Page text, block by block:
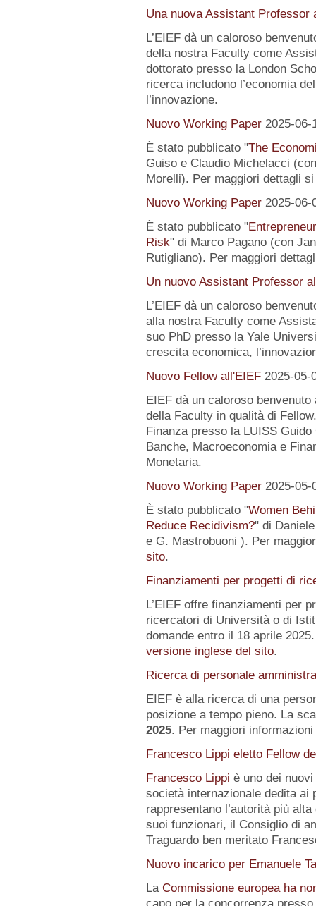
Una nuova Assistant Professor
L’EIEF dà un caloroso
della nostra Faculty come
dottorato presso la London
ricerca includono l’economia
l’innovazione.
Nuovo Working Paper 2025-06-
È stato pubblicato "The
Guiso e Claudio Michelacci
Morelli). Per maggiori dettagli
Nuovo Working Paper 2025-06-
È stato pubblicato "
Risk" di Marco Pagano (con
Rutigliano). Per maggiori
Un nuovo Assistant Professor
L’EIEF dà un caloroso
alla nostra Faculty come
suo PhD presso la Yale
crescita economica,
Nuovo Fellow all'EIEF 2025-05-
EIEF dà un caloroso
della Faculty in qualità di
Finanza presso la LUISS
Banche, Macroeconomia e
Monetaria.
Nuovo Working Paper 2025-05-
È stato pubblicato "Women
Reduce Recidivism?" di
e G. Mastrobuoni ). Per
sito.
Finanziamenti per progetti di
L’EIEF offre finanziamenti per
ricercatori di Università o di
domande entro il 18 aprile
versione inglese del sito.
Ricerca di personale
EIEF è alla ricerca di una
posizione a tempo pieno. La
2025. Per maggiori informazioni
Francesco Lippi eletto Fellow
Francesco Lippi è uno dei nuovi
società internazionale dedita ai
rappresentano l’autorità più
suoi funzionari, il Consiglio di
Traguardo ben meritato
Nuovo incarico per Emanuele
La Commissione europea ha